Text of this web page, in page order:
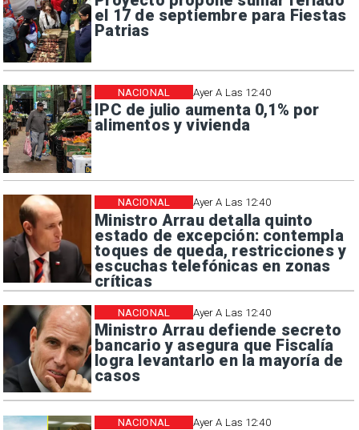
el 17 de septiembre para Fiestas
Patrias
Ayer A Las 12:40
IPC de julio aumenta 0,1% por
alimentos y vivienda
NACIONAL
Ayer A Las 12:40
Ministro Arrau detalla quinto
estado de excepción: contempla
toques de queda, restricciones y
escuchas telefónicas en zonas
críticas
NACIONAL
Ayer A Las 12:40
Ministro Arrau defiende secreto
bancario y asegura que Fiscalía
logra levantarlo en la mayoría de
casos
NACIONAL
Ayer A Las 12:40
NACIONAL